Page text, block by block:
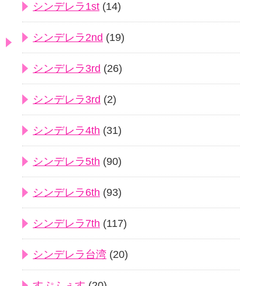
シンデレラ1st (14)
シンデレラ2nd (19)
シンデレラ3rd (26)
シンデレラ3rd (2)
シンデレラ4th (31)
シンデレラ5th (90)
シンデレラ6th (93)
シンデレラ7th (117)
シンデレラ台湾 (20)